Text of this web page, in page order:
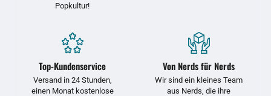
Popkultur!
Top-Kundenservice
Versand in 24 Stunden,
einen Monat kostenlose
Von Nerds für Nerds
Wir sind ein kleines Team
aus Nerds, die ihre